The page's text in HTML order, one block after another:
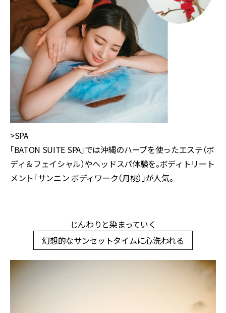
>SPA
「BATON SUITE SPA」では沖縄のハーブを使ったエステ（ボ
ディ＆フェイシャル）やヘッドスパ体験を。ボディトリート
メント「サンニン ボディワーク（月桃）」が人気。
じんわりと染まっていく
幻想的なサンセットタイムに心洗われる